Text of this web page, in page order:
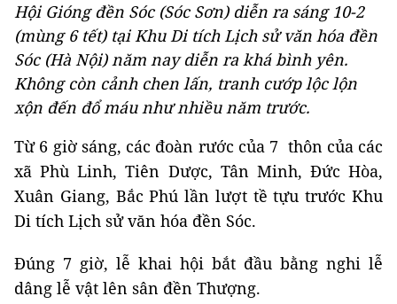
Hội Gióng đền Sóc (Sóc Sơn) diễn ra sáng 10-2
(mùng 6 tết) tại Khu Di tích Lịch sử văn hóa đền
Sóc (Hà Nội) năm nay diễn ra khá bình yên.
Không còn cảnh chen lấn, tranh cướp lộc lộn
xộn đến đổ máu như nhiều năm trước.
Từ 6 giờ sáng, các đoàn rước của 7 thôn của các
xã Phù Linh, Tiên Dược, Tân Minh, Đức Hòa,
Xuân Giang, Bắc Phú lần lượt tề tựu trước Khu
Di tích Lịch sử văn hóa đền Sóc.
Đúng 7 giờ, lễ khai hội bắt đầu bằng nghi lễ
dâng lễ vật lên sân đền Thượng.